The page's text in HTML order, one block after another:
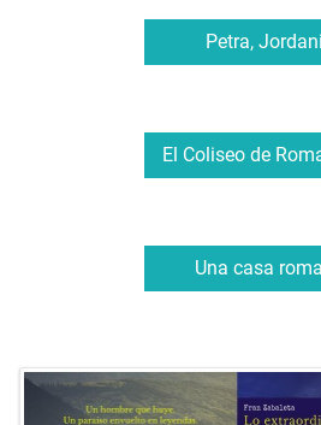
Petra,
El Coliseo de
Una casa